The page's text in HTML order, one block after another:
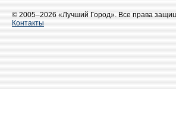
© 2005–2026 «Лучший Город». Все права
Контакты